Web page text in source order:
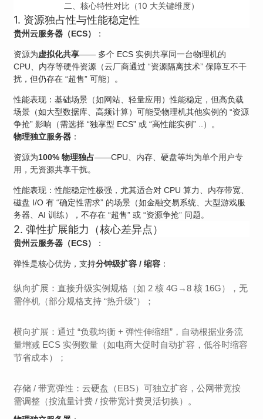
二、核心特性对比（10 大关键维度）
1. 资源独占性与性能稳定性
贵州云服务器（ECS） ：
资源为虚拟化共享—— 多个 ECS 实例共享同一台物理机的
CPU、内存等硬件资源（云厂商通过 “资源隔离技术” 保障互不干
扰，但仍存在 “超售” 可能）。
性能表现：基础场景（如网站、轻量应用）性能稳定，但高负载
场景（如大型数据库、高频计算）可能受物理机其他实例的 “资源
争抢” 影响（需选择 “独享型 ECS” 或 “高性能实例” ..）。
物理独立服务器 ：
资源为100% 物理独占——CPU、内存、硬盘等均为单个用户专
用，无资源共享干扰。
性能表现：性能稳定性极强，尤其适合对 CPU 算力、内存带宽、
磁盘 I/O 有 “确定性需求” 的场景（如金融交易系统、大型游戏服
务器、AI 训练），不存在 “超售” 或 “资源争抢” 问题。
2. 弹性扩展能力（核心差异点）
贵州云服务器（ECS） ：
弹性是核心优势，支持分钟级扩容 / 缩容 ：
纵向扩展：直接升级实例规格（如 2 核 4G→8 核 16G），无
需停机（部分规格支持 “热升级”）；
横向扩展：通过 “负载均衡 + 弹性伸缩组”，自动根据业务流
量增减 ECS 实例数量（如电商大促时自动扩容，低谷时缩容
节省成本）；
存储 / 带宽弹性：云硬盘（EBS）可独立扩容，公网带宽按
需调整（按流量计费 / 按带宽计费灵活切换）。